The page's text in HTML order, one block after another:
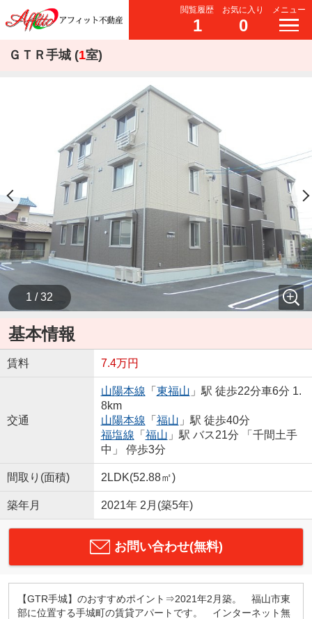
閲覧履歴
1
お気に入り
0
メニュー
ＧＴＲ手城 (1室)
1 / 32
基本情報
賃料 7.4万円
交通
山陽本線 「 東福山 」駅 徒歩22分車6分 1.
8km
山陽本線 「 福山 」駅 徒歩40分
福塩線 「 福山 」駅 バス21分 「千間土手
中」 停歩3分
間取り(面積) 2LDK(52.88㎡)
築年月 2021年 2月(築5年)
お問い合わせ(無料)
【GTR手城】のおすすめポイント⇒2021年2月築。 福山市東
部に位置する手城町の賃貸アパートです。 インターネット無